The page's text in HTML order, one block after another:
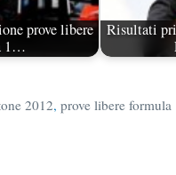
prove libere
1…
Risultati
2012,prove libere formula